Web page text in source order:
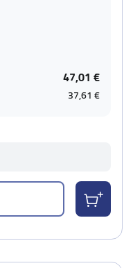
47,01 €
37,61 €